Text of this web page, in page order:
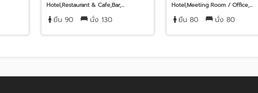
Hotel,Restaurant & Cafe,Bar,...
ยืน 90 นั่ง 130
Hotel,Meeting Room / Office,...
ยืน 80 นั่ง 80